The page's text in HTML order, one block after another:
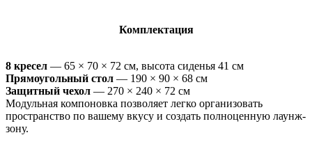
Комплектация
8 кресел — 65 × 70 × 72 см, высота сиденья 41 см
Прямоугольный стол — 190 × 90 × 68 см
Защитный чехол — 270 × 240 × 72 см
Модульная компоновка позволяет легко организовать
пространство по вашему вкусу и создать полноценную лаунж-
зону.